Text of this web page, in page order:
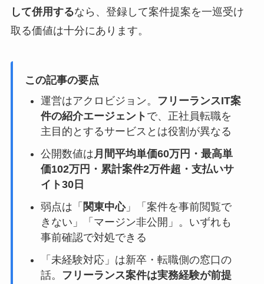
して併用するなら、登録して案件提案を一巡受け
取る価値は十分にあります。
この記事の要点
運営はアクロビジョン。
フリーランスIT案
件の紹介エージェント で、正社員転職を
主目的とするサービスとは役割が異なる
公開数値は月間平均単価60万円・最高単
価102万円・累計案件2万件超・支払いサ
イト30日
弱点は「 関東中心」「案件を事前閲覧で
きない」「マージン非公開」。いずれも
事前確認で対処できる
「未経験対応」は新卒・転職側の窓口の
話。
フリーランス案件は実務経験が前提